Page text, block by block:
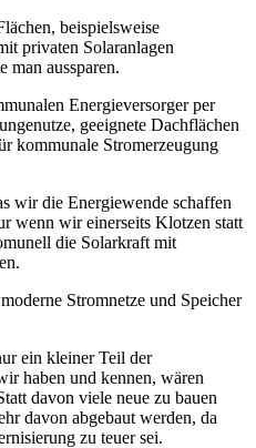
beispielsweise
privaten Solaranlagen
man aussparen.
Energieversorger per
geeignete Dachflächen
kommunale Stromerzeugung
wir die Energiewende schaffen
wenn wir einerseits Klotzen statt
die Solarkraft mit
Stromnetze und Speicher
ein kleiner Teil der
haben und kennen, wären
davon viele neue zu bauen
davon abgebaut werden, da
zu teuer sei.